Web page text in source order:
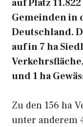
auf Platz
Gemeinden in
Deutschland.
auf in 7 ha
und 1 ha
Zu den 156 ha
unter anderem